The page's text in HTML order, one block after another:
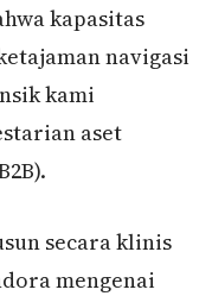
kapasitas
navigasi
kami
aset
secara klinis
mengenai